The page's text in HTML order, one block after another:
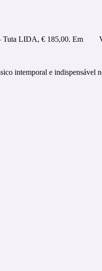
Tuta LIDA, € 185,00. Em
intemporal e indispensável